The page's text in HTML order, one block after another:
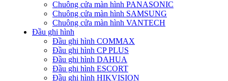
Chuông cửa màn hình PANASONIC
Chuông cửa màn hình SAMSUNG
Chuông cửa màn hình VANTECH
Đầu ghi hình
Đầu ghi hình COMMAX
Đầu ghi hình CP PLUS
Đầu ghi hình DAHUA
Đầu ghi hình ESCORT
Đầu ghi hình HIKVISION